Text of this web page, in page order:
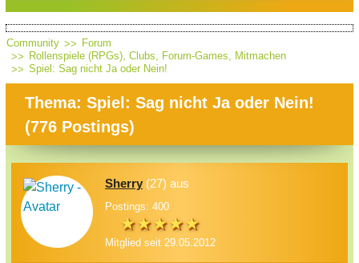
Community
Forum
Rollenspiele (RPGs), Clubs, Forum-Games, Mitmachen
Spiel: Sag nicht Ja oder Nein!
Thema: Spiel: Sag nicht Ja oder Nein!
(776 Postings)
Sherry (27) aus
Postings: 400
Mitglied seit 29.05.2012